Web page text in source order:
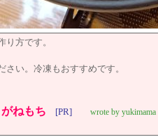
り方です。
さい。冷凍もおすすめです。
ねもち [PR] wrote by yukimama